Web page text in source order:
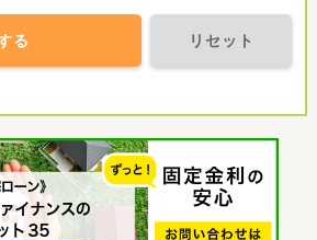
る リセット